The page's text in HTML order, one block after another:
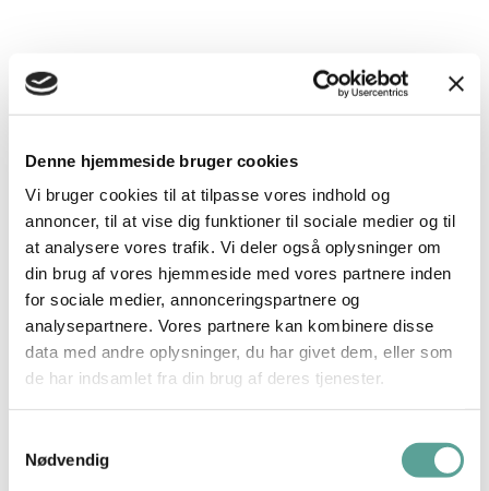
Denne hjemmeside bruger cookies
Vi bruger cookies til at tilpasse vores indhold og
annoncer, til at vise dig funktioner til sociale medier og til
at analysere vores trafik. Vi deler også oplysninger om
din brug af vores hjemmeside med vores partnere inden
for sociale medier, annonceringspartnere og
analysepartnere. Vores partnere kan kombinere disse
data med andre oplysninger, du har givet dem, eller som
de har indsamlet fra din brug af deres tjenester.
Nødvendig
Nakken og skuldrene er nogle af de steder, vi oftest
Det sker typisk, når vi: Sidder længe foran en skærm,
bærer på ansvar eller uro i kroppen.